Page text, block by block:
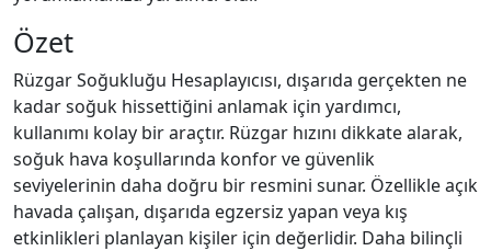
Özet
Rüzgar Soğukluğu Hesaplayıcısı, dışarıda gerçekten ne
kadar soğuk hissettiğini anlamak için yardımcı,
kullanımı kolay bir araçtır. Rüzgar hızını dikkate alarak,
soğuk hava koşullarında konfor ve güvenlik
seviyelerinin daha doğru bir resmini sunar. Özellikle açık
havada çalışan, dışarıda egzersiz yapan veya kış
etkinlikleri planlayan kişiler için değerlidir. Daha bilinçli